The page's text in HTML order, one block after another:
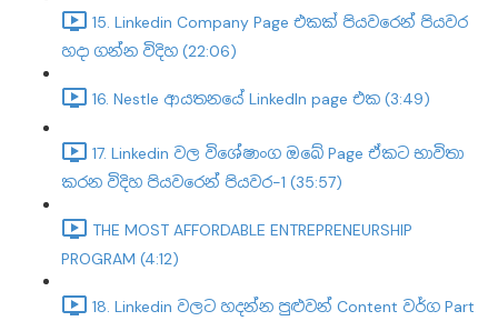
15. Linkedin Company Page එකක් පියවරෙන් පියවර
හදා ගන්න විදිහ (22:06)
16. Nestle ආයතනයේ LinkedIn page එක (3:49)
17. Linkedin වල විශේෂාංග ඔබේ Page ඒකට භාවිතා
කරන විදිහ පියවරෙන් පියවර-1 (35:57)
THE MOST AFFORDABLE ENTREPRENEURSHIP
PROGRAM (4:12)
18. Linkedin වලට හදන්න පුළුවන් Content වර්ග Part